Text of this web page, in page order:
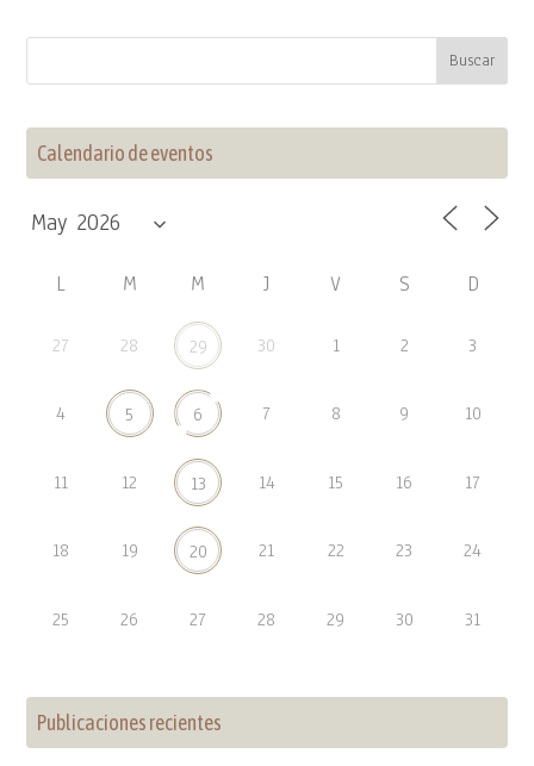
Calendario de eventos
L M M J V S D
27 28 29 30 1 2 3
4 5 6 7 8 9 10
11 12 13 14 15 16 17
18 19 20 21 22 23 24
25 26 27 28 29 30 31
Publicaciones recientes